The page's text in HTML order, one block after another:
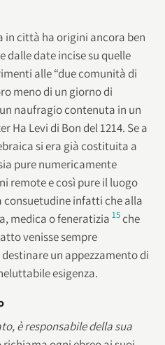
in città ha origini ancora ben
dalle date incise su quelle
alle “due comunità di
meno di un giorno di
naufragio contenuta in un
Ha Levi di Bon del 1214. Se a
si era già costituita a
pure numericamente
remote e così pure il luogo
consuetudine infatti che alla
medica o feneratizia 15che
venisse sempre
un appezzamento di
esigenza.
è responsabiledella sua